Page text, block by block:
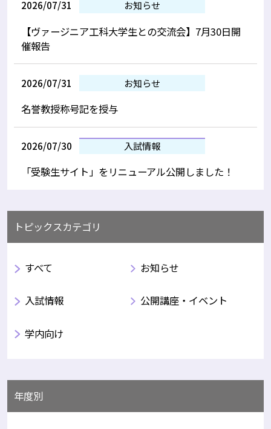
2026/07/31 お知らせ
【ヴァージニア工科大学生との交流会】7月30日開
催報告
2026/07/31 お知らせ
名誉教授称号記を授与
2026/07/30 入試情報
「受験生サイト」をリニューアル公開しました！
トピックスカテゴリ
すべて お知らせ
入試情報 公開講座・イベント
学内向け
年度別